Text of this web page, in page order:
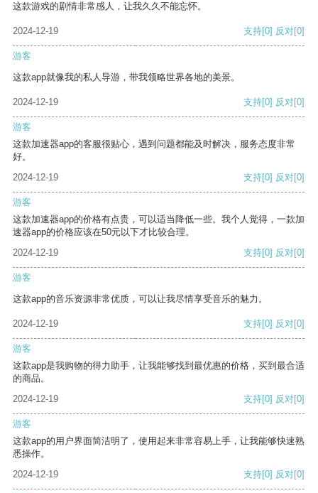
这款游戏的剧情非常感人，让我久久不能忘怀。
2024-12-19 支持[0] 反对[0]
游客
这款app就像我的私人导游，带我领略世界各地的美景。
2024-12-19 支持[0] 反对[0]
游客
这款加速器app的客服很贴心，遇到问题都能及时解决，服务态度非常
好。
2024-12-19
支持[0] 反对[0]
游客
这款加速器app的价格有点贵，可以适当降低一些。我个人觉得，一款加
速器app的价格应该在50元以下才比较合理。
2024-12-19
支持[0] 反对[0]
游客
这款app的音乐资源非常优质，可以让我尽情享受音乐的魅力。
2024-12-19 支持[0] 反对[0]
游客
这款app是我购物的得力助手，让我能够找到最优惠的价格，买到最合适
的商品。
2024-12-19
支持[0] 反对[0]
游客
这款app的用户界面简洁明了，使用起来非常容易上手，让我能够快速熟
悉操作。
2024-12-19
支持[0] 反对[0]